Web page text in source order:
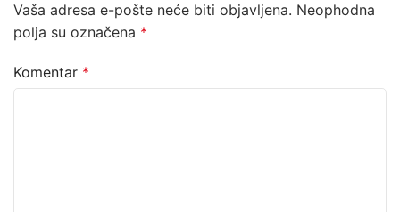
Vaša adresa e-pošte neće biti objavljena. Neophodna
polja su označena *
Komentar *